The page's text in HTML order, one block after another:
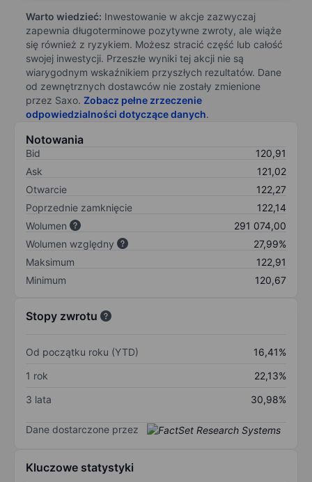
Warto wiedzieć: Inwestowanie w akcje zazwyczaj
zapewnia długoterminowe pozytywne zwroty, ale wiąże
się również z ryzykiem. Możesz stracić część lub całość
swojej inwestycji. Przeszłe wyniki tej akcji nie są
wiarygodnym wskaźnikiem przyszłych rezultatów. Dane
od zewnętrznych dostawców nie zostały zmienione
przez Saxo. Zobacz pełne zrzeczenie
odpowiedzialności dotyczące danych.
Notowania
Bid
120,91
Ask
121,02
Otwarcie
122,27
Poprzednie zamknięcie
122,14
Wolumen
291 074,00
Wolumen względny
27,99%
Maksimum
122,91
Minimum
120,67
Stopy zwrotu
Od początku roku (YTD)
16,41%
1 rok
22,13%
3 lata
30,98%
Dane dostarczone przez
Kluczowe statystyki